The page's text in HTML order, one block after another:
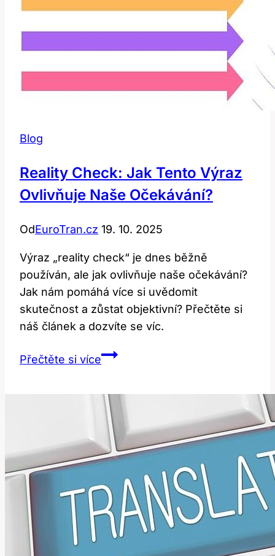
Blog
Reality Check: Jak Tento Výraz
Ovlivňuje Naše Očekávání?
OdEuroTran.cz 19. 10. 2025
Výraz „reality check“ je dnes běžně
používán, ale jak ovlivňuje naše očekávání?
Jak nám pomáhá více si uvědomit
skutečnost a zůstat objektivní? Přečtěte si
náš článek a dozvíte se víc.
Přečtěte si víceReality
tento
výraz
ovlivňuje
naše
očekávání?